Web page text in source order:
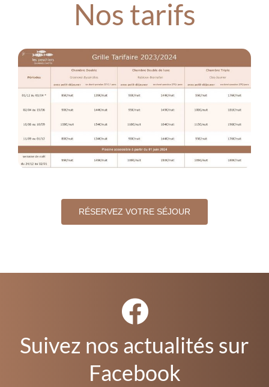
Nos tarifs
RÉSERVEZ VOTRE SÉJOUR
Suivez nos actualités sur
Facebook